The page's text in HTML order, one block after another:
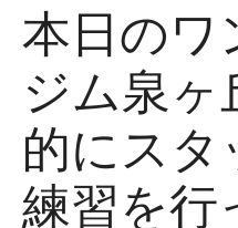
本日のワ
ジム泉ヶ
的にスタ
練習を行